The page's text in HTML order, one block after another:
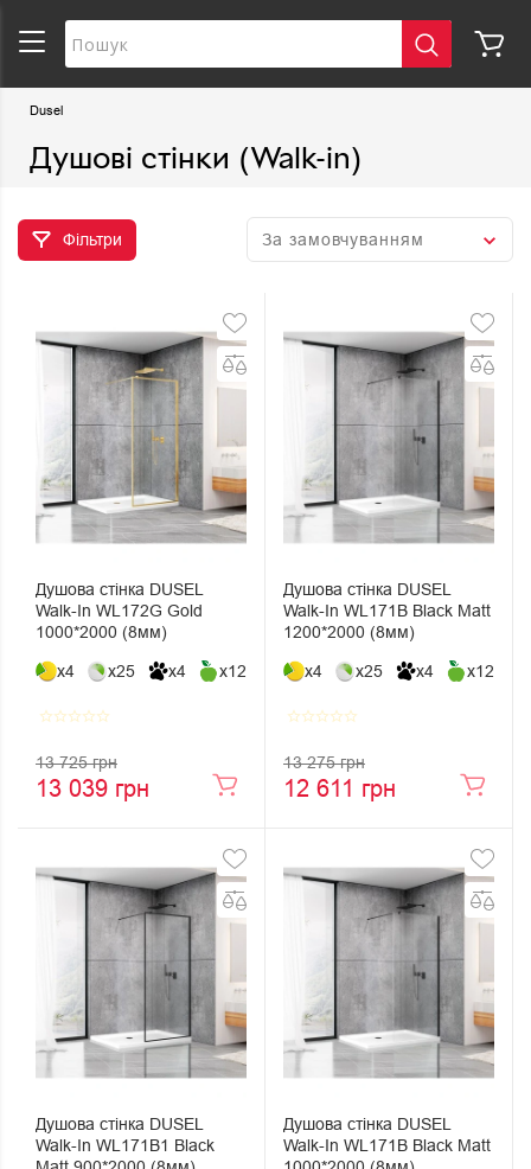
Dusel
Душові стінки (Walk-in)
Фільтри
Душова стінка DUSEL
Walk-In WL172G Gold
1000*2000 (8мм)
x4 x25 x4 x12
star_borderstar_borderstar_borderstar_borderstar_border
13 725 грн
13 039 грн
Душова стінка DUSEL
Walk-In WL171В Black Matt
1200*2000 (8мм)
x4 x25 x4 x12
star_borderstar_borderstar_borderstar_borderstar_border
13 275 грн
12 611 грн
Душова стінка DUSEL
Walk-In WL171В1 Black
Душова стінка DUSEL
Walk-In WL171В Black Matt